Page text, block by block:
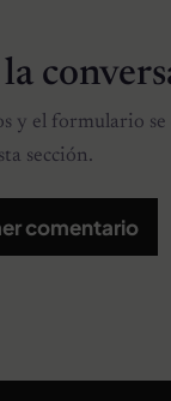
y el formulario se
sección.
comentario